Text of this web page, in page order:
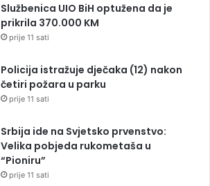
Službenica UIO BiH optužena da je
prikrila 370.000 KM
prije 11 sati
Policija istražuje dječaka (12) nakon
četiri požara u parku
prije 11 sati
Srbija ide na Svjetsko prvenstvo:
Velika pobjeda rukometaša u
“Pioniru”
prije 11 sati